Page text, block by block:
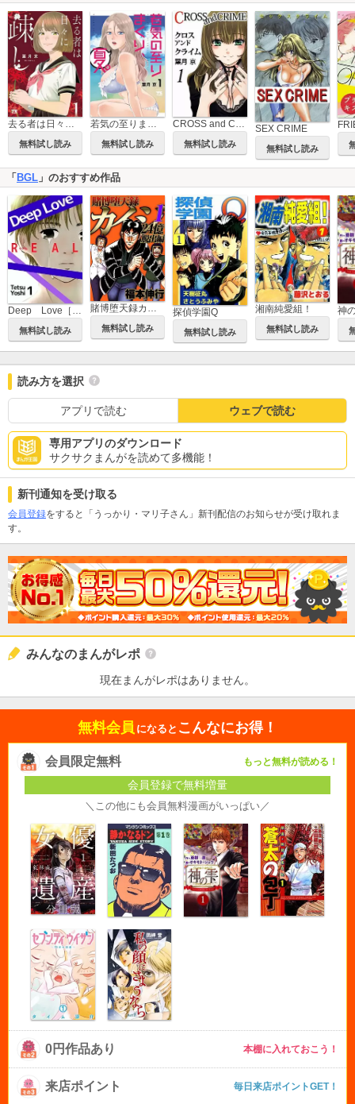
去る者は日々に疎し
無料試し読み
若気の至りまくり、夏。
無料試し読み
CROSS and CRIME
無料試し読み
SEX CRIME
無料試し読み
「 BGL 」のおすすめ作品
Deep Love［REAL]
無料試し読み
賭博堕天録カイジ 24億脱出編
無料試し読み
探偵学園Q
無料試し読み
湘南純愛組！
無料試し読み
神
読み方を選択
アプリで読む ウェブで読む
専用アプリのダウンロード
サクサクまんがを読めて多機能！
新刊通知を受け取る
会員登録をすると「うっかり・マリ子さん」新刊配信のお知らせが受け取れま
す。
みんなのまんがレポ
現在まんがレポはありません。
無料会員 になると こんなにお得！
会員限定無料 もっと無料が読める！
会員登録で無料増量
＼この他にも会員無料漫画がいっぱい／
0円作品あり 本棚に入れておこう！
来店ポイント 毎日来店ポイントGET！